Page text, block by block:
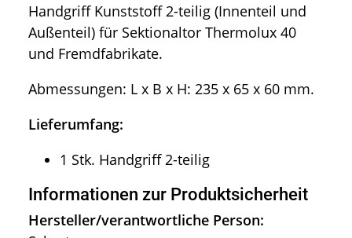
Handgriff Kunststoff 2-teilig (Innenteil und
Außenteil) für Sektionaltor Thermolux 40
und Fremdfabrikate.
Abmessungen: L x B x H: 235 x 65 x 60 mm.
Lieferumfang:
1 Stk. Handgriff 2-teilig
Informationen zur Produktsicherheit
Hersteller/verantwortliche Person: